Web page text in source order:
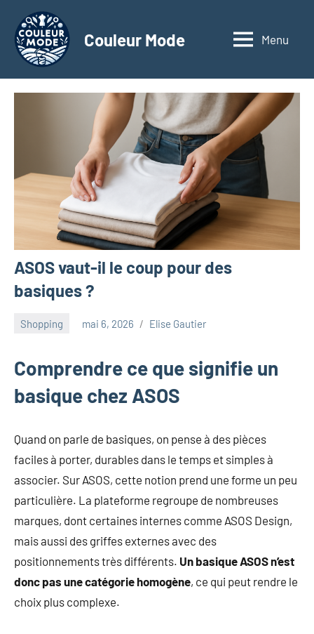
contenu
Couleur Mode
Explorez
monde
textiles
d'affaires
à
travers
nos
articles
dédiés
aux
matériaux
innovants,
à
l'entrepreneuriat,
au
dans
et
événements
clés.
Rejoignez-
nous
pour
insights
précieux
sur
Menu
ASOS vaut-il le coup pour des
basiques ?
Shopping mai 6, 2026 Elise Gautier
Comprendre ce que signifie un
basique chez ASOS
Quand on parle de basiques, on pense à des pièces
faciles à porter, durables dans le temps et simples à
associer. Sur ASOS, cette notion prend une forme un peu
particulière. La plateforme regroupe de nombreuses
marques, dont certaines internes comme ASOS Design,
mais aussi des griffes externes avec des
positionnements très différents. Un basique ASOS n’est
donc pas une catégorie homogène, ce qui peut rendre le
choix plus complexe.